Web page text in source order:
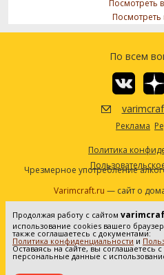
Посмотреть
Посмотреть
По всем
Реклама
Политика
Чрезмерное употребление
Varimcraft.ru — сайт о
Сетевое издание
Федеральной службе по надзору в
технологий и массовых
запись ЭЛ No ФС77-80936 от
Продолжая работу с сайтом
использование cookies вашего
также соглашаетесь с документами:
Политика конфиденциальности и
Оставаясь на сайте, вы соглашаетесь
персональные данные с